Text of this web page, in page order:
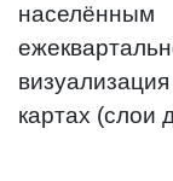
населённым
картах (слои